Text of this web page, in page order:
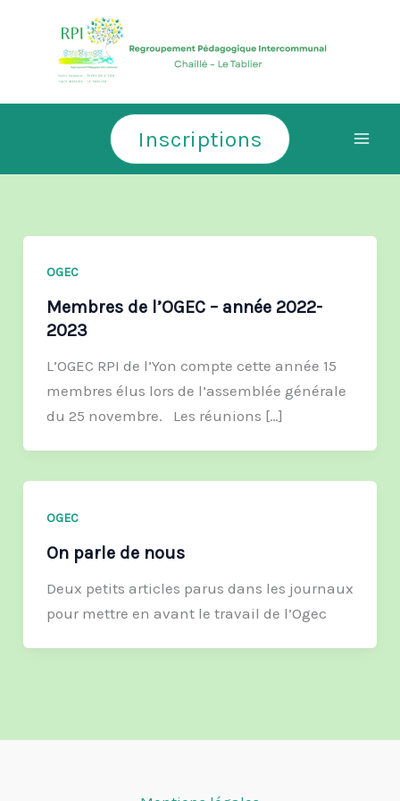
Inscriptions
OGEC
Membres de l’OGEC – année 2022-
2023
L’OGEC RPI de l’Yon compte cette année 15
membres élus lors de l’assemblée générale
du 25 novembre. Les réunions […]
OGEC
On parle de nous
Deux petits articles parus dans les journaux
pour mettre en avant le travail de l’Ogec